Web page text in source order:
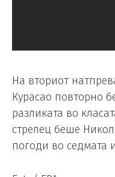
На вториот
Курасао повторно
разликата во
стрелец беше
погоди во седмата